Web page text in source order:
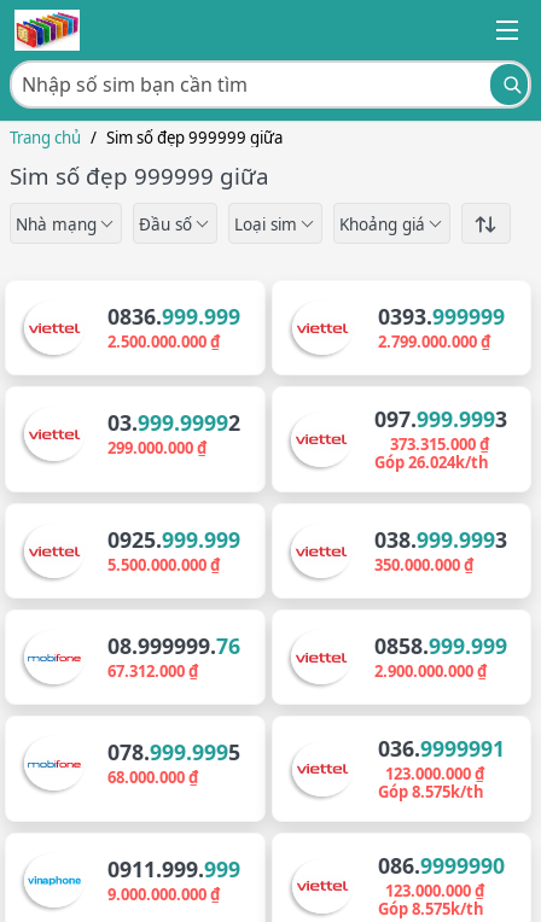
Trang chủ / Sim số đẹp 999999 giữa
Sim số đẹp 999999 giữa
Nhà mạng Đầu số Loại sim Khoảng giá
0836.999.999
2.500.000.000 ₫
0393.999999
2.799.000.000 ₫
03.999.99992
299.000.000 ₫
097.999.9993
373.315.000 ₫
Góp 26.024k/th
0925.999.999
5.500.000.000 ₫
038.999.9993
350.000.000 ₫
08.999999.76
67.312.000 ₫
0858.999.999
2.900.000.000 ₫
078.999.9995
68.000.000 ₫
036.9999991
123.000.000 ₫
Góp 8.575k/th
0911.999.999
9.000.000.000 ₫
086.9999990
123.000.000 ₫
Góp 8.575k/th